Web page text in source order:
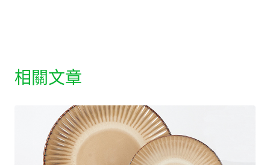
相關文章